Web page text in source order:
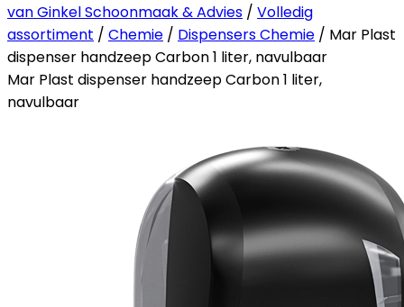
van Ginkel Schoonmaak & Advies / Volledig
assortiment / Chemie / Dispensers Chemie / Mar Plast
dispenser handzeep Carbon 1 liter, navulbaar
Mar Plast dispenser handzeep Carbon 1 liter,
navulbaar